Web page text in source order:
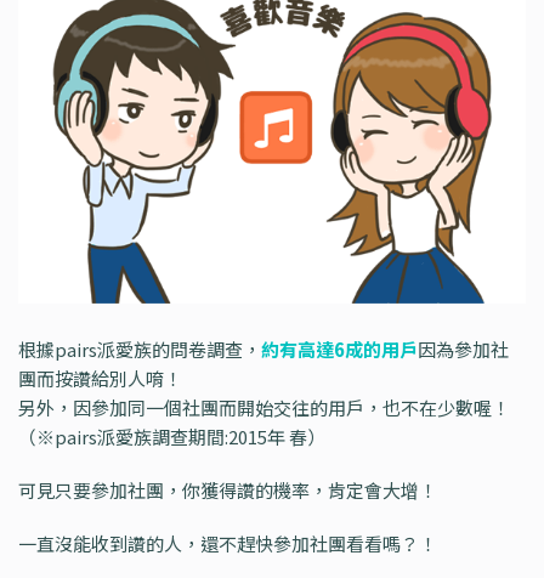
根據pairs派愛族的問卷調查， 約有高達6成的用戶因為參加社
團而按讚給別人唷！
另外，因參加同一個社團而開始交往的用戶，也不在少數喔！
（※pairs派愛族調查期間:2015年 春）
可見只要參加社團，你獲得讚的機率，肯定會大增！
一直沒能收到讚的人，還不趕快參加社團看看嗎？！